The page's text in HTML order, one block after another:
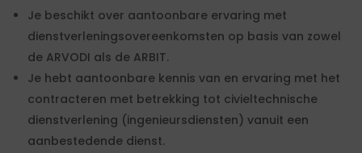
Je beschikt over aantoonbare ervaring met
dienstverleningsovereenkomsten op basis van zowel
de ARVODI als de ARBIT.
Je hebt aantoonbare kennis van en ervaring met het
contracteren met betrekking tot civieltechnische
dienstverlening (ingenieursdiensten) vanuit een
aanbestedende dienst.